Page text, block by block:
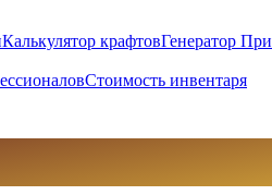
Калькулятор крафтовГенератор
Стоимость инвентаря